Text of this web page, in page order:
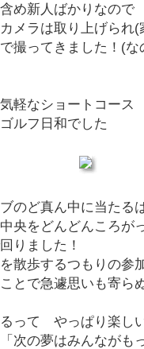
め新人ばかりなの
メラは取り上げら
撮ってきました！(
軽なショートコース
ルフ日和でした
のど真ん中に当た
央をどんどんころ
りました！
散歩するつもりの
とで急遽思いも寄ら
るって やっぱり楽
次の夢はみんながも